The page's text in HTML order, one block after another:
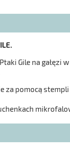
Gile na gałęzi
za pomocą